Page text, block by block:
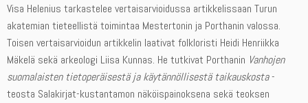
Visa Helenius tarkastelee vertaisarvioidussa artikkelissaan Turun
akatemian tieteellistä toimintaa Mestertonin ja Porthanin valossa.
Toisen vertaisarvioidun artikkelin laativat folkloristi Heidi Henriikka
Mäkelä sekä arkeologi Liisa Kunnas. He tutkivat Porthanin Vanhojen
suomalaisten tietoperäisestä ja käytännöllisestä taikauskosta-
teosta Salakirjat-kustantamon näköispainoksena sekä teoksen